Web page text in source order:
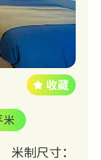
米
米制尺寸：